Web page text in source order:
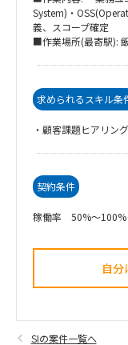
System)・
義、スコープ確定
■作業場所(最寄駅):
求められるスキル条
・顧客課題ヒアリン
契約条件
稼働率 50%～100%
自分
SIの案件一覧へ